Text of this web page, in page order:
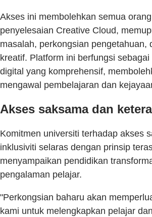
Akses ini membolehkan semua
penyelesaian Creative Cloud,
masalah, perkongsian pengetahuan,
kreatif. Platform ini berfungsi
digital yang komprehensif,
mengawal pembelajaran dan
Akses saksama dan
Komitmen universiti terhadap akses
inklusiviti selaras dengan prinsip
menyampaikan pendidikan
pengalaman pelajar.
"Perkongsian baharu akan
kami untuk melengkapkan pelajar